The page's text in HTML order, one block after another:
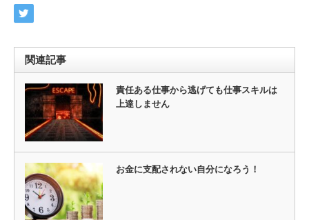
関連記事
責任ある仕事から逃げても仕事スキルは
上達しません
お金に支配されない自分になろう！